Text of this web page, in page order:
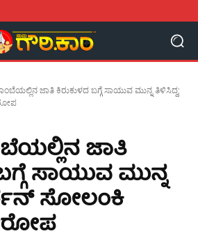
ಜಾತಿ ಕಿರುಕುಳದ ಬಗ್ಗೆ ಸಾಯುವ ಮುನ್ನ ತಿಳಿಸಿದ್ದ;
ಜಾತಿ
ಸಾಯುವ ಮುನ್ನ
ಸೋಲಂಕಿ